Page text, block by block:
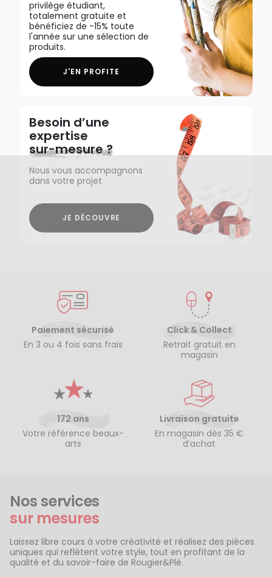
privilège étudiant,
totalement gratuite et
bénéficiez de -15% toute
l'année sur une sélection de
produits.
J'EN PROFITE
Besoin d’une
expertise
sur-mesure ?
Nous vous accompagnons
dans votre projet
JE DÉCOUVRE
Paiement sécurisé
En 3 ou 4 fois sans frais
Click & Collect
Retrait gratuit en
magasin
172 ans
Votre référence beaux-
arts
Livraison gratuite
En magasin dès 35 €
d’achat
Nos services
sur mesures
Laissez libre cours à votre créativité et réalisez des pièces
uniques qui reflètent votre style, tout en profitant de la
qualité et du savoir-faire de Rougier&Plé.